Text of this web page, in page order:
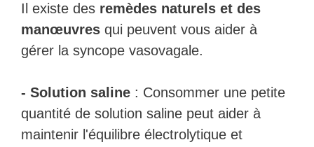
Il existe des remèdes naturels et des
manœuvres qui peuvent vous aider à
gérer la syncope vasovagale.
- Solution saline : Consommer une petite
quantité de solution saline peut aider à
maintenir l'équilibre électrolytique et